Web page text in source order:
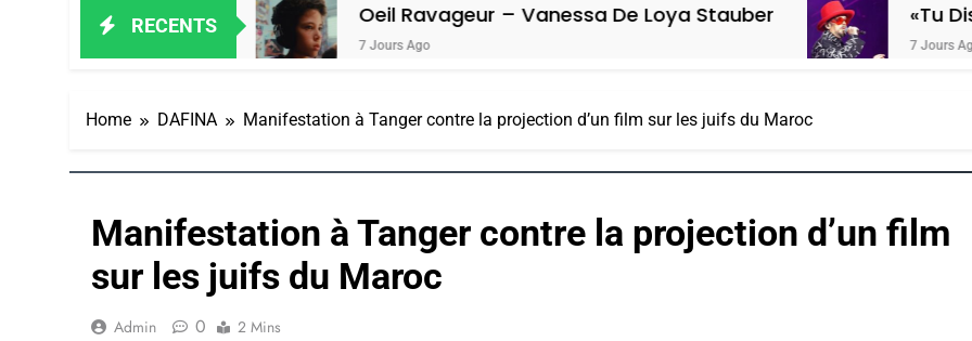
RECENTS
Amiel Oeil Ravageur – Vanessa De Loya Stauber
7 Jours Ago
«Tu Dis
7 Jours Ago
Home DAFINA Manifestation à Tanger contre la projection d’un film sur les juifs du Maroc
Manifestation à Tanger contre la projection d’un film
sur les juifs du Maroc
Admin 0 2 Mins